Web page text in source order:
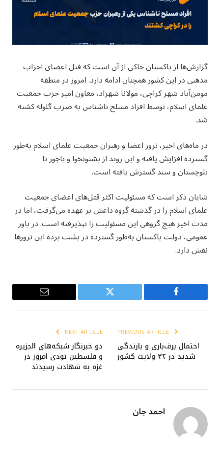
گزارش‌ها از پاکستان حاکی از آن است که قتل اعضای احزاب
مذهبی در این کشور همچنان ادامه دارد. امروز در منطقه
مومن‌آباد شهر کراچی، مولانا شهزاد، معاون امیر حزب جمعیت
علمای اسلام، توسط افراد مسلح ناشناس به ضرب گلوله کشته
شد.
در ماه‌های اخیر، ترور اعضا و رهبران جمعیت علمای اسلام به‌طور
گسترده افزایش یافته و این روند از پشتونخوا و باجور تا
بلوچستان و سند گسترش یافته است.
شایان ذکر است که مسئولیت اکثر قتل‌های اعضای جمعیت
علمای اسلام را در گذشته گروه داعش بر عهده می‌گرفت، اما در
مدت اخیر هیچ گروهی این مسئولیت را نپذیرفته است. در باور
عمومی، دولت پاکستان به‌طور گسترده در پشت پرده این ترورها
نقش دارد.
Facebook
Twitter
Email
احتمال برف‌باری و بارندگی
شدید در ۳۲ ولایت کشور
NEXT ARTICLE
دو خبرنگار شبکه‌های الجزیره
و فلسطین تودی امروز در
غزه به شهادت رسیدند
احمد جان